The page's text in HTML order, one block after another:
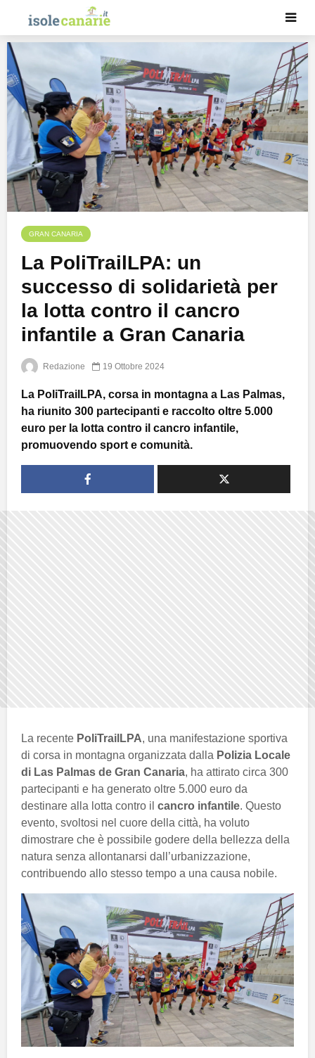
GRAN CANARIA
La PoliTrailLPA: un
successo di solidarietà per
la lotta contro il cancro
infantile a Gran Canaria
Redazione 19 Ottobre 2024
La PoliTrailLPA, corsa in montagna a Las Palmas,
ha riunito 300 partecipanti e raccolto oltre 5.000
euro per la lotta contro il cancro infantile,
promuovendo sport e comunità.
La recente PoliTrailLPA, una manifestazione sportiva
di corsa in montagna organizzata dalla Polizia Locale
di Las Palmas de Gran Canaria, ha attirato circa 300
partecipanti e ha generato oltre 5.000 euro da
destinare alla lotta contro il cancro infantile. Questo
evento, svoltosi nel cuore della città, ha voluto
dimostrare che è possibile godere della bellezza della
natura senza allontanarsi dall’urbanizzazione,
contribuendo allo stesso tempo a una causa nobile.